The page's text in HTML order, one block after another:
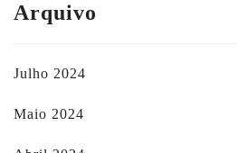
Arquivo
Julho 2024
Maio 2024